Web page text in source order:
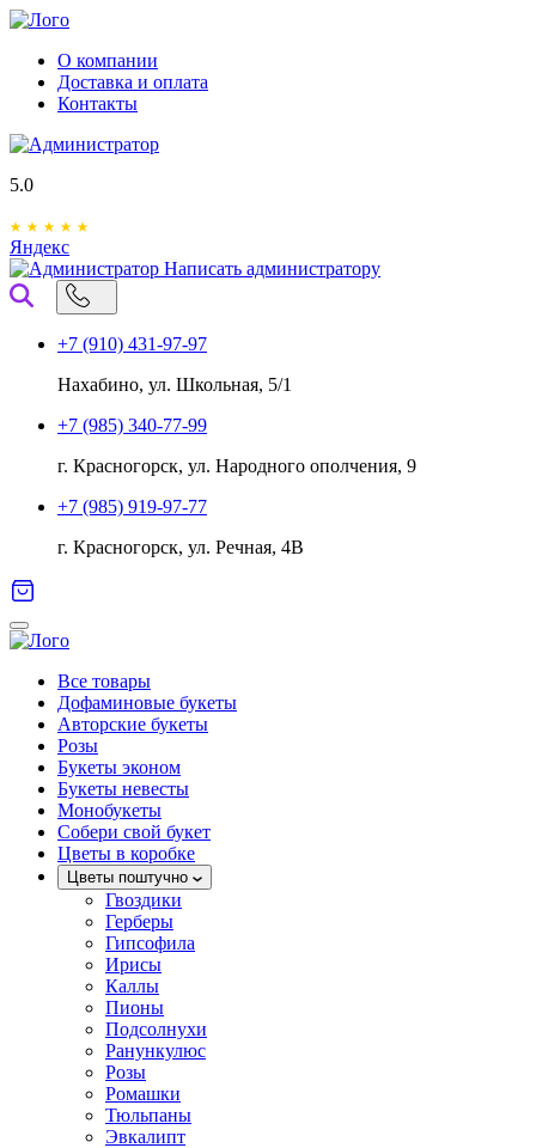
О компании
Доставка и оплата
Контакты
5.0
Яндекс
Написать администратору
+7 (910) 431-97-97
Нахабино, ул. Школьная, 5/1
+7 (985) 340-77-99
г. Красногорск, ул. Народного ополчения, 9
+7 (985) 919-97-77
г. Красногорск, ул. Речная, 4В
Все товары
Дофаминовые букеты
Авторские букеты
Розы
Букеты эконом
Букеты невесты
Монобукеты
Собери свой букет
Цветы в коробке
Цветы поштучно
Гвоздики
Герберы
Гипсофила
Ирисы
Каллы
Пионы
Подсолнухи
Ранункулюс
Розы
Ромашки
Тюльпаны
Эвкалипт